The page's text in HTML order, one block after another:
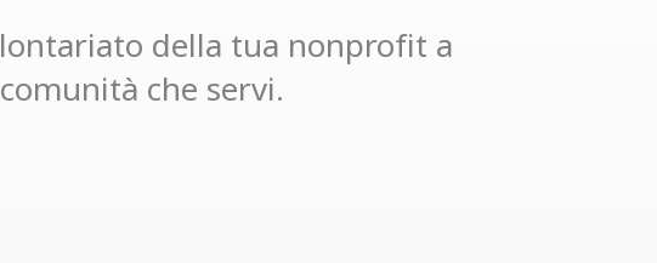
della tua nonprofit a
che servi.